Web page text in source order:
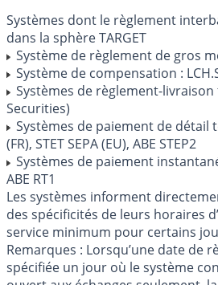
Systèmes dont le règlement
dans la sphère TARGET
Système de règlement de gros
Système de compensation :
Systèmes de règlement-livraison
Securities)
Systèmes de paiement de détail
(FR), STET SEPA (EU), ABE STEP2
Systèmes de paiement instantané
ABE RT1
Les systèmes informent
des spécificités de leurs horaires
service minimum pour certains
Remarques : Lorsqu’une date de
spécifiée un jour où le système